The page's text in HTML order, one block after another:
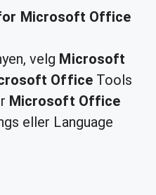
Microsoft Office
velg Microsoft
OfficeTools
Microsoft Office
eller Language